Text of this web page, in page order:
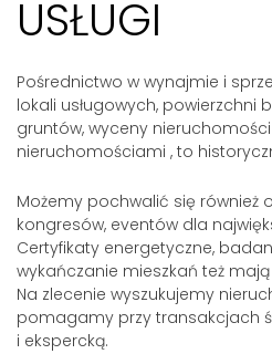
USŁUGI
Pośrednictwo w wynajmie i
lokali usługowych, powierzchni
gruntów, wyceny
nieruchomościami , to
Możemy pochwalić się również
kongresów, eventów dla
Certyfikaty energetyczne,
wykańczanie mieszkań też
Na zlecenie wyszukujemy
pomagamy przy transakcjach
i ekspercką.